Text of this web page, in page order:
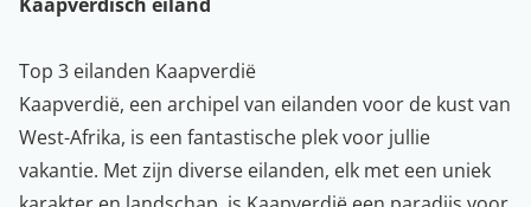
Top 3 eilanden Kaapverdië
Kaapverdië, een archipel van eilanden voor de kust van
West-Afrika, is een fantastische plek voor jullie
vakantie. Met zijn diverse eilanden, elk met een uniek